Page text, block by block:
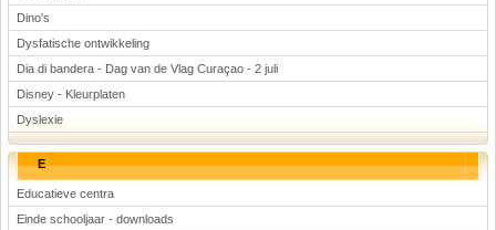
Dino's
Dysfatische ontwikkeling
Dia di bandera - Dag van de Vlag Curaçao - 2 juli
Disney - Kleurplaten
Dyslexie
E
Educatieve centra
Einde schooljaar - downloads